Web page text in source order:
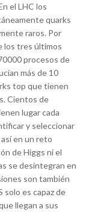
el LHC los
quarks
raros. Por
los tres últimos
procesos de
más de 10
top que tienen
Cientos de
lugar cada
y seleccionar
en un reto
de Higgs ni el
se desintegran en
son también
es capaz de
llegan a sus